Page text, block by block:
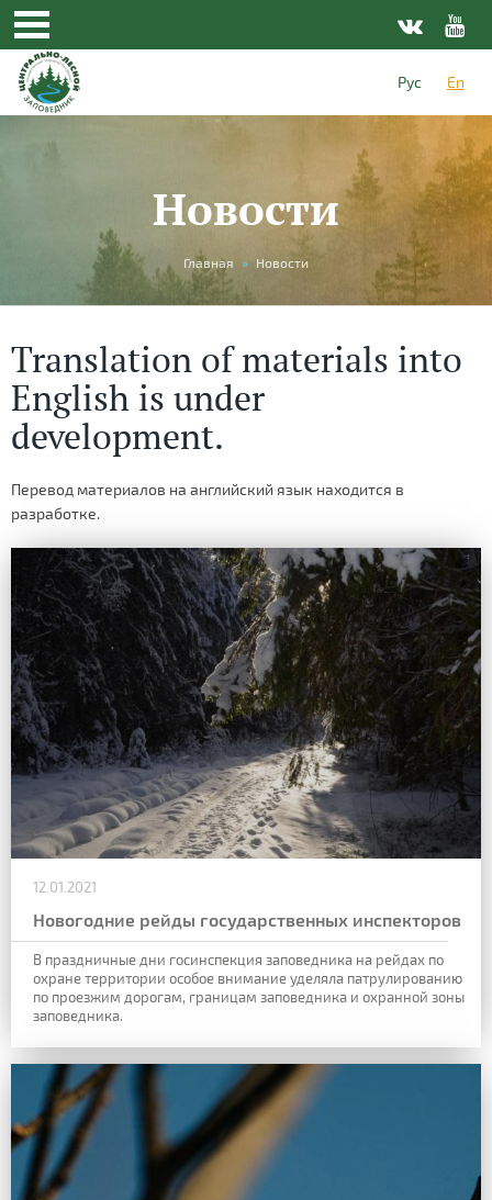
Рус En
Новости
are
here
Главная » Новости
Translation of materials into
English is under
development.
Перевод материалов на английский язык находится в
разработке.
12.01.2021
Новогодние рейды государственных инспекторов
В праздничные дни госинспекция заповедника на рейдах по
охране территории особое внимание уделяла патрулированию
по проезжим дорогам, границам заповедника и охранной зоны
заповедника.